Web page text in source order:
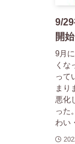
9/
開始
9月
くな
って
まり
悪化
った
わい